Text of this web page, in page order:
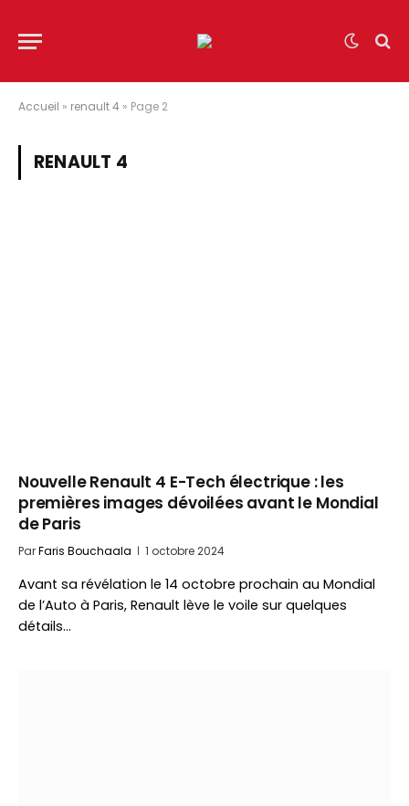
Accueil » renault 4 » Page 2
RENAULT 4
Nouvelle Renault 4 E-Tech électrique : les
premières images dévoilées avant le Mondial
de Paris
ParFaris Bouchaala 1 octobre 2024
Avant sa révélation le 14 octobre prochain au Mondial
de l’Auto à Paris, Renault lève le voile sur quelques
détails…